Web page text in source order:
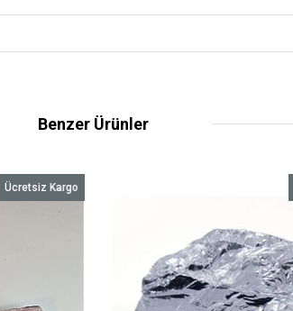
Benzer Ürünler
Ücretsiz Kargo